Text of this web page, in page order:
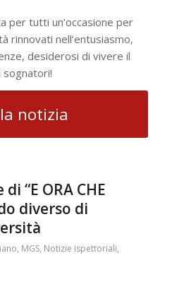
per tutti un’occasione per
rinnovati nell’entusiasmo,
desiderosi di vivere il
sognatori!
notizia
“E ORA CHE
diverso di
, MGS, Notizie ispettoriali,